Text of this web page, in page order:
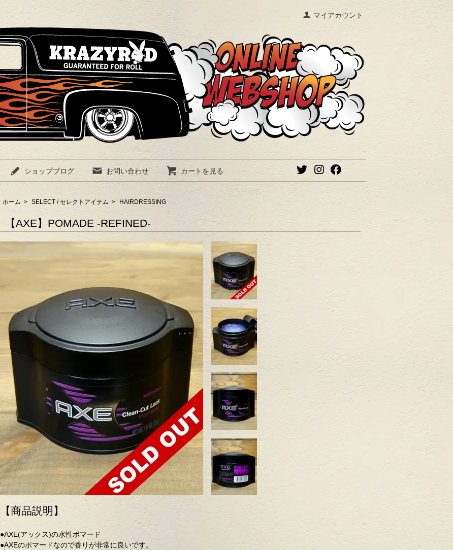
マイアカウント
ショップブログ お問い合わせ カートを見る
ホーム > SELECT / セレクトアイテム > HAIRDRESSING
【AXE】POMADE -REFINED-
【商品説明】
●AXE(アックス)の水性ポマード
●AXEのポマードなので香りが非常に良いです。